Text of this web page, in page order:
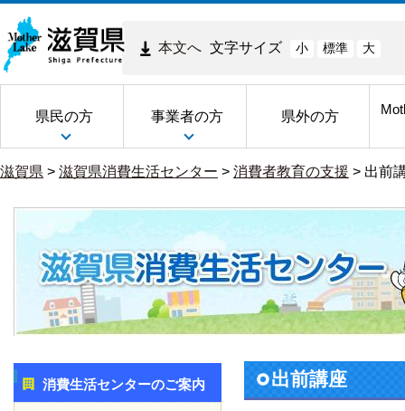
本文へ 文字サイズ 小 標準 大
県民の方 事業者の方 県外の方
滋賀県 > 滋賀県消費生活センター > 消費者教育の支援 > 出前
消費生活センターのご案内 出前講座